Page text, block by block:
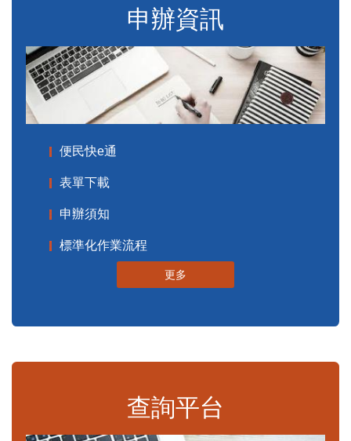
申辦資訊
便民快e通
表單下載
申辦須知
標準化作業流程
更多
查詢平台